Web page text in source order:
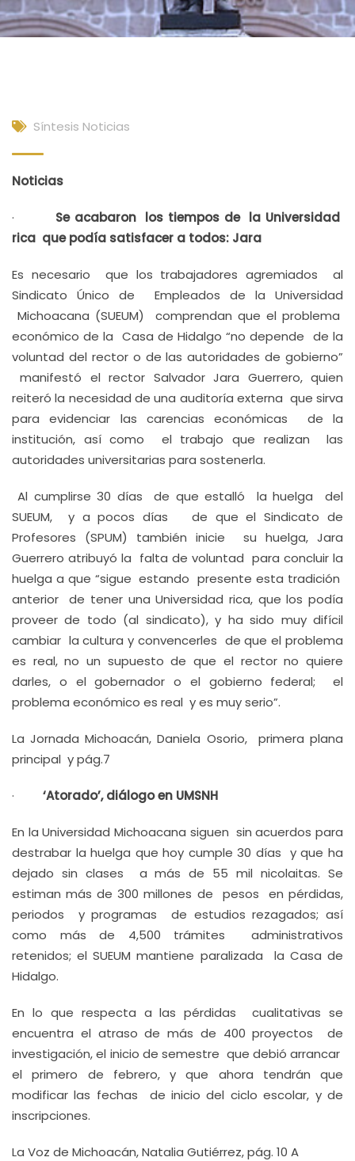
Síntesis Noticias
Noticias
· Se acabaron los tiempos de la Universidad
rica que podía satisfacer a todos: Jara
Es necesario que los trabajadores agremiados al
Sindicato Único de Empleados de la Universidad
Michoacana (SUEUM) comprendan que el problema
económico de la Casa de Hidalgo “no depende de la
voluntad del rector o de las autoridades de gobierno”
manifestó el rector Salvador Jara Guerrero, quien
reiteró la necesidad de una auditoría externa que sirva
para evidenciar las carencias económicas de la
institución, así como el trabajo que realizan las
autoridades universitarias para sostenerla.
Al cumplirse 30 días de que estalló la huelga del
SUEUM, y a pocos días de que el Sindicato de
Profesores (SPUM) también inicie su huelga, Jara
Guerrero atribuyó la falta de voluntad para concluir la
huelga a que “sigue estando presente esta tradición
anterior de tener una Universidad rica, que los podía
proveer de todo (al sindicato), y ha sido muy difícil
cambiar la cultura y convencerles de que el problema
es real, no un supuesto de que el rector no quiere
darles, o el gobernador o el gobierno federal; el
problema económico es real y es muy serio”.
La Jornada Michoacán, Daniela Osorio, primera plana
principal y pág.7
· ‘Atorado’, diálogo en UMSNH
En la Universidad Michoacana siguen sin acuerdos para
destrabar la huelga que hoy cumple 30 días y que ha
dejado sin clases a más de 55 mil nicolaitas. Se
estiman más de 300 millones de pesos en pérdidas,
periodos y programas de estudios rezagados; así
como más de 4,500 trámites administrativos
retenidos; el SUEUM mantiene paralizada la Casa de
Hidalgo.
En lo que respecta a las pérdidas cualitativas se
encuentra el atraso de más de 400 proyectos de
investigación, el inicio de semestre que debió arrancar
el primero de febrero, y que ahora tendrán que
modificar las fechas de inicio del ciclo escolar, y de
inscripciones.
La Voz de Michoacán, Natalia Gutiérrez, pág. 10 A